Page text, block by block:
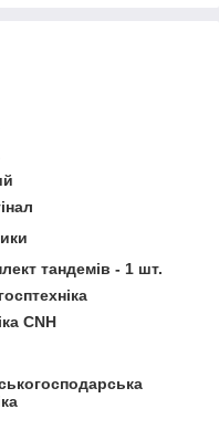
тандемів - 1 шт.
CNH